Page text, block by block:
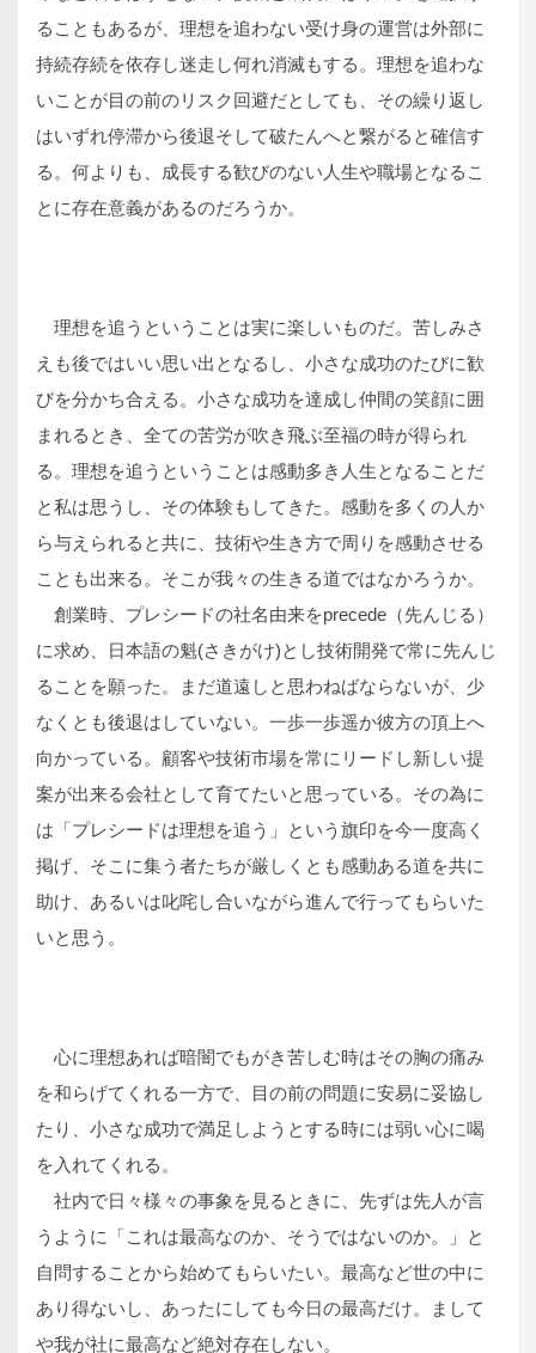
ることもあるが、理想を追わない受け身の運営は外部に
持続存続を依存し迷走し何れ消滅もする。理想を追わな
いことが目の前のリスク回避だとしても、その繰り返し
はいずれ停滞から後退そして破たんへと繋がると確信す
る。何よりも、成長する歓びのない人生や職場となるこ
とに存在意義があるのだろうか。
理想を追うということは実に楽しいものだ。苦しみさ
えも後ではいい思い出となるし、小さな成功のたびに歓
びを分かち合える。小さな成功を達成し仲間の笑顔に囲
まれるとき、全ての苦労が吹き飛ぶ至福の時が得られ
る。理想を追うということは感動多き人生となることだ
と私は思うし、その体験もしてきた。感動を多くの人か
ら与えられると共に、技術や生き方で周りを感動させる
ことも出来る。そこが我々の生きる道ではなかろうか。
創業時、プレシードの社名由来をprecede（先んじる）
に求め、日本語の魁(さきがけ)とし技術開発で常に先んじ
ることを願った。まだ道遠しと思わねばならないが、少
なくとも後退はしていない。一歩一歩遥か彼方の頂上へ
向かっている。顧客や技術市場を常にリードし新しい提
案が出来る会社として育てたいと思っている。その為に
は「プレシードは理想を追う」という旗印を今一度高く
掲げ、そこに集う者たちが厳しくとも感動ある道を共に
助け、あるいは叱咤し合いながら進んで行ってもらいた
いと思う。
心に理想あれば暗闇でもがき苦しむ時はその胸の痛み
を和らげてくれる一方で、目の前の問題に安易に妥協し
たり、小さな成功で満足しようとする時には弱い心に喝
を入れてくれる。
社内で日々様々の事象を見るときに、先ずは先人が言
うように「これは最高なのか、そうではないのか。」と
自問することから始めてもらいたい。最高など世の中に
あり得ないし、あったにしても今日の最高だけ。まして
や我が社に最高など絶対存在しない。